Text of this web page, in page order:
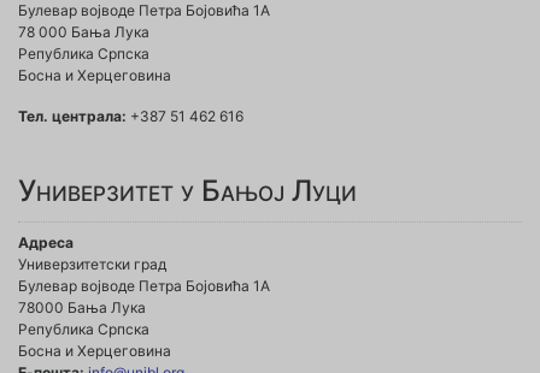
Булевар војводе Петра Бојовића 1A
78 000 Бања Лука
Република Српска
Босна и Херцеговина
Тел. централа: +387 51 462 616
Универзитет у Бањој Луци
Адреса
Универзитетски град
Булевар војводе Петра Бојовића 1А
78000 Бања Лука
Република Српска
Босна и Херцеговина